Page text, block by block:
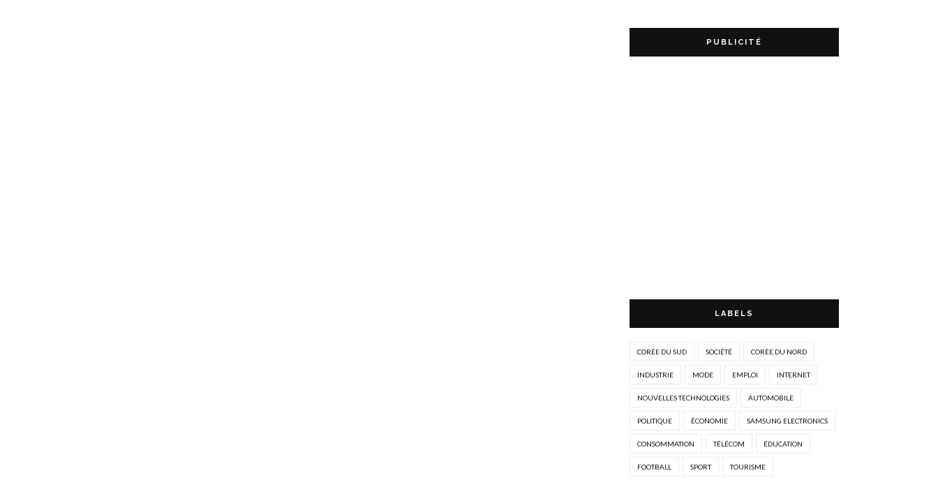
PUBLICITÉ
LABELS
CORÉE DU SUD SOCIÉTÉ CORÉE DU NORD
INDUSTRIE MODE EMPLOI INTERNET
NOUVELLES TECHNOLOGIES AUTOMOBILE
POLITIQUE ÉCONOMIE SAMSUNG ELECTRONICS
CONSOMMATION TÉLÉCOM ÉDUCATION
FOOTBALL SPORT TOURISME